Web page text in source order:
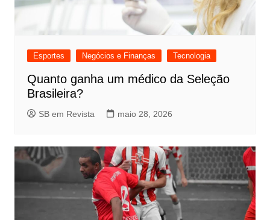
Esportes Negócios e Finanças Tecnologia
Quanto ganha um médico da Seleção
Brasileira?
SB em Revista maio 28, 2026